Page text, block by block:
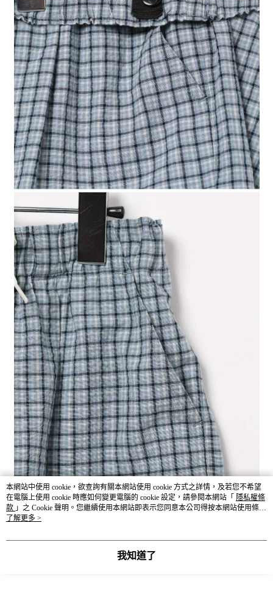
本網站中使用 cookie，欲查詢有關本網站使用 cookie 方式之詳情，及若您不希望
在電腦上使用 cookie 時應如何變更電腦的 cookie 設定，請參閱本網站「 隱私權條
款 」之 Cookie 聲明。您繼續使用本網站即表示您同意本公司得按本網站使用條款
之 Cookie 聲明使用 cookie。
了解更多 >
我知道了